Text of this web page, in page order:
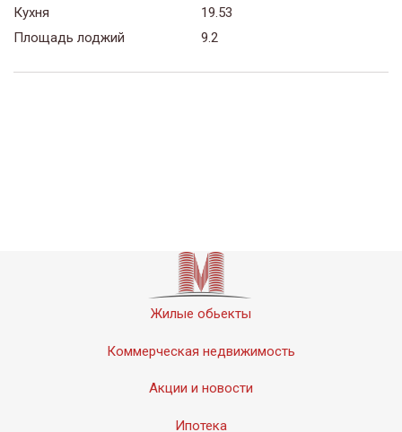
Кухня
19.53
Площадь лоджий
9.2
Жилые обьекты
Коммерческая недвижимость
Акции и новости
Ипотека